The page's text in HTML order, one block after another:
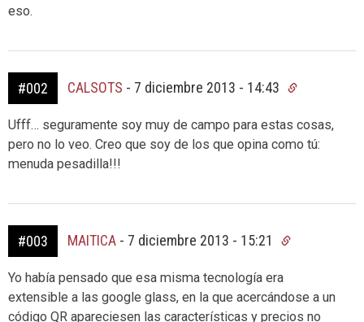
eso.
#002 CALSOTS - 7 diciembre 2013 - 14:43
Ufff… seguramente soy muy de campo para estas cosas,
pero no lo veo. Creo que soy de los que opina como tú:
menuda pesadilla!!!
#003 MAITICA - 7 diciembre 2013 - 15:21
Yo había pensado que esa misma tecnología era
extensible a las google glass, en la que acercándose a un
código QR apareciesen las características y precios no